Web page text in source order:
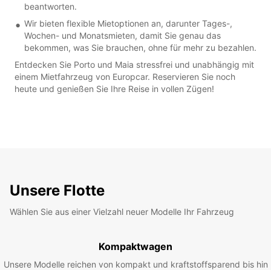
beantworten.
Wir bieten flexible Mietoptionen an, darunter Tages-,
Wochen- und Monatsmieten, damit Sie genau das
bekommen, was Sie brauchen, ohne für mehr zu bezahlen.
Entdecken Sie Porto und Maia stressfrei und unabhängig mit
einem Mietfahrzeug von Europcar. Reservieren Sie noch
heute und genießen Sie Ihre Reise in vollen Zügen!
Unsere Flotte
Wählen Sie aus einer Vielzahl neuer Modelle Ihr Fahrzeug
Kompaktwagen
Unsere Modelle reichen von kompakt und kraftstoffsparend bis hin